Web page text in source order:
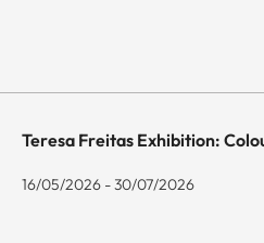
Teresa Freitas Exhibition:
16/05/2026 - 30/07/2026